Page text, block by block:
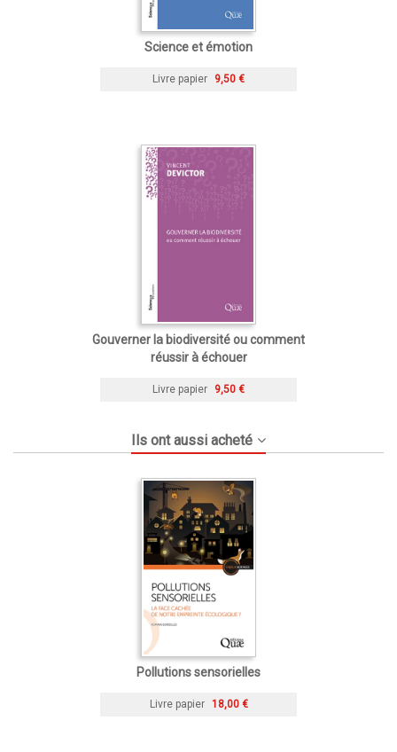
Science et émotion
Livre papier 9,50 €
Gouverner la biodiversité ou comment
réussir à échouer
Livre papier 9,50 €
Ils ont aussi acheté
Pollutions sensorielles
Livre papier 18,00 €